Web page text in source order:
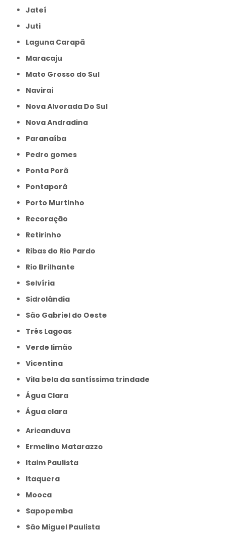
Jateí
Juti
Laguna Carapã
Maracaju
Mato Grosso do Sul
Naviraí
Nova Alvorada Do Sul
Nova Andradina
Paranaíba
Pedro gomes
Ponta Porã
Pontaporâ
Porto Murtinho
Recoração
Retirinho
Ribas do Rio Pardo
Rio Brilhante
Selvíria
Sidrolândia
São Gabriel do Oeste
Três Lagoas
Verde limão
Vicentina
Vila bela da santíssima trindade
Água Clara
Água clara
Aricanduva
Ermelino Matarazzo
Itaim Paulista
Itaquera
Mooca
Sapopemba
São Miguel Paulista